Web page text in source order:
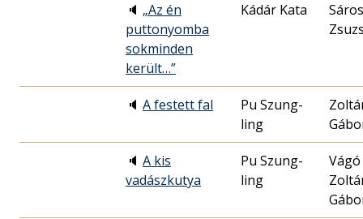
🔈 „Az én
puttonyomba
sokminden
került…”
Kádár Kata
🔈 A festett fal
Pu Szung-
ling
🔈 A kis
vadászkutya
Pu Szung-
ling